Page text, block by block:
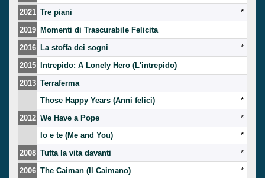
2021 Tre piani
*
2019 Momenti di Trascurabile Felicita
2016 La stoffa dei sogni
*
2015
Intrepido: A Lonely Hero (L'intrepido)
2013 Terraferma
Those Happy Years (Anni felici)
*
2012 We Have a Pope
*
Io e te (Me and You)
*
2008 Tutta la vita davanti
*
2006 The Caiman (Il Caimano)
*